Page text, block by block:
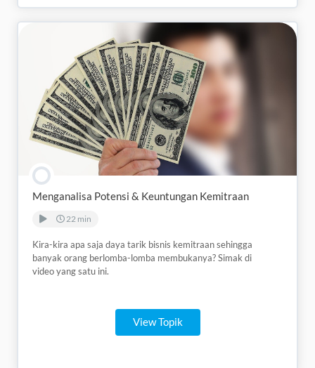
Menganalisa Potensi & Keuntungan Kemitraan
22 min
Kira-kira apa saja daya tarik bisnis kemitraan sehingga
banyak orang berlomba-lomba membukanya? Simak di
video yang satu ini.
View Topik